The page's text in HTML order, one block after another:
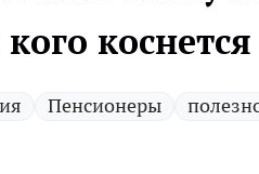
кого
Пенсионеры